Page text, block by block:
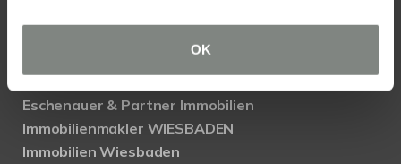
OK
info@eschenauer-partner.de
Eschenauer & Partner Immobilien
Immobilienmakler WIESBADEN
Immobilien Wiesbaden